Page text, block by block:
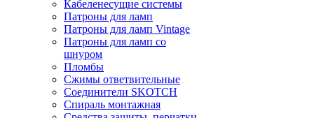
Кабеленесущие системы
Патроны для ламп
Патроны для ламп Vintage
Патроны для ламп со
шнуром
Пломбы
Сжимы ответвительные
Соединители SKOTCH
Спираль монтажная